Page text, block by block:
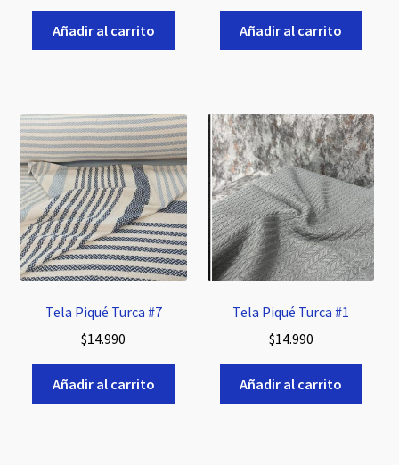
original
era:
actual
es:
Añadir al carrito Añadir al carrito
Tela Piqué Turca #7
$14.990
Añadir al carrito
Tela Piqué Turca #1
$14.990
Añadir al carrito